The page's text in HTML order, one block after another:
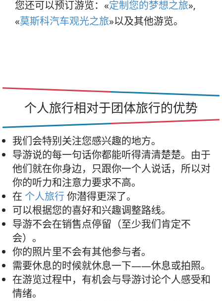
您还可以预订游览：«定制您的梦想之旅»,
«莫斯科汽车观光之旅»以及其他游览。
个人旅行相对于团体旅行的优势
我们会特别关注您感兴趣的地方。
导游说的每一句话你都能听得清清楚楚。由于
他们就在你身边，只跟你一个人说话，所以对
你的听力和注意力要求不高。
在 个人旅行 你潜得更深了。
可以根据您的喜好和兴趣调整路线。
导游不会在销售点停留（至少我们肯定不
会）。
你的照片里不会有其他参与者。
需要休息的时候就休息一下——休息或拍照。
在游览过程中，有机会与导游讨论个人感受和
情绪。